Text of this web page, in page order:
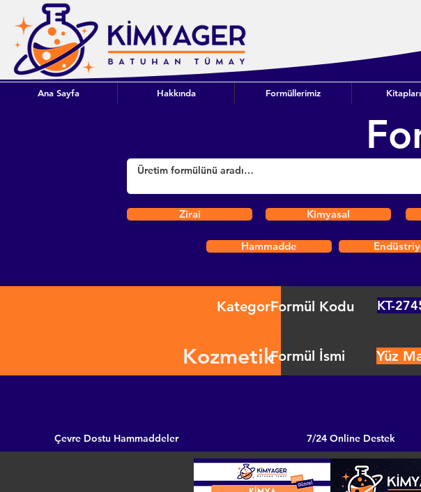
Ana Sayfa Hakkında Formüllerimiz
Zirai Kimyasal
Hammadde
Kategori
Kozmetik
Formül Kodu KT-
Formül İsmi Yüz
Çevre Dostu Hammaddeler 7/24 Online Destek